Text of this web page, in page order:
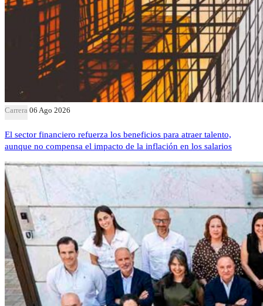
Carrera 06 Ago 2026
El sector financiero refuerza los beneficios para atraer talento,
aunque no compensa el impacto de la inflación en los salarios